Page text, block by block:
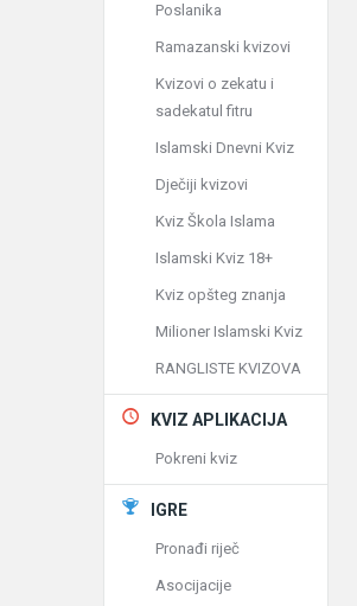
Poslanika
Ramazanski kvizovi
Kvizovi o zekatu i
sadekatul fitru
Islamski Dnevni Kviz
Dječiji kvizovi
Kviz Škola Islama
Islamski Kviz 18+
Kviz opšteg znanja
Milioner Islamski Kviz
RANGLISTE KVIZOVA
KVIZ APLIKACIJA
Pokreni kviz
IGRE
Pronađi riječ
Asocijacije